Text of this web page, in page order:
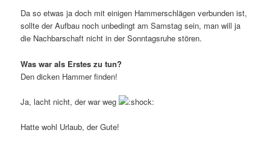
Da so etwas ja doch mit einigen Hammerschlägen verbunden ist,
sollte der Aufbau noch unbedingt am Samstag sein, man will ja
die Nachbarschaft nicht in der Sonntagsruhe stören.
Was war als Erstes zu tun?
Den dicken Hammer finden!
Ja, lacht nicht, der war weg
Hatte wohl Urlaub, der Gute!